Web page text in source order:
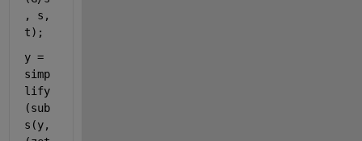
, s,
t);
y =
simp
lify
(sub
s(y,